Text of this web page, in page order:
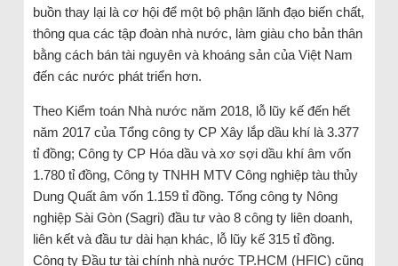
buồn thay lại là cơ hội để một bộ phận lãnh đạo biến chất,
thông qua các tập đoàn nhà nước, làm giàu cho bản thân
bằng cách bán tài nguyên và khoáng sản của Việt Nam
đến các nước phát triển hơn.
Theo Kiểm toán Nhà nước năm 2018, lỗ lũy kế đến hết
năm 2017 của Tổng công ty CP Xây lắp dầu khí là 3.377
tỉ đồng; Công ty CP Hóa dầu và xơ sợi dầu khí âm vốn
1.780 tỉ đồng, Công ty TNHH MTV Công nghiệp tàu thủy
Dung Quất âm vốn 1.159 tỉ đồng. Tổng công ty Nông
nghiệp Sài Gòn (Sagri) đầu tư vào 8 công ty liên doanh,
liên kết và đầu tư dài hạn khác, lỗ lũy kế 315 tỉ đồng.
Công ty Đầu tư tài chính nhà nước TP.HCM (HFIC) cũng